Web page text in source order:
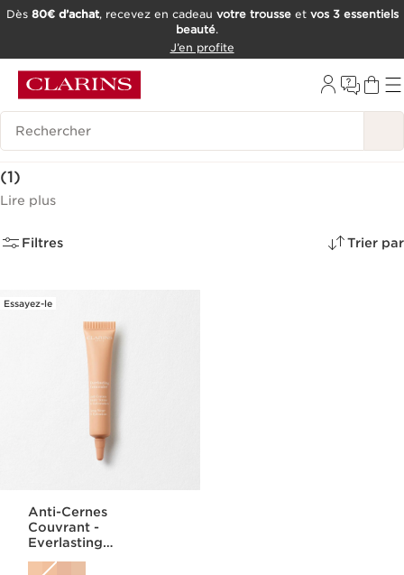
OUTIL D'ACCESSIBILITÉ
Dès 80€ d’achat, recevez en cadeau votre trousseet vos 3 essentiels
beauté.
J’en profite
Historique des recherches
Anti-cernes et Correcteur de Teint
(1)
Lire plus
Filtres Trier par
Essayez-le
Anti-Cernes
Couvrant -
Everlasting